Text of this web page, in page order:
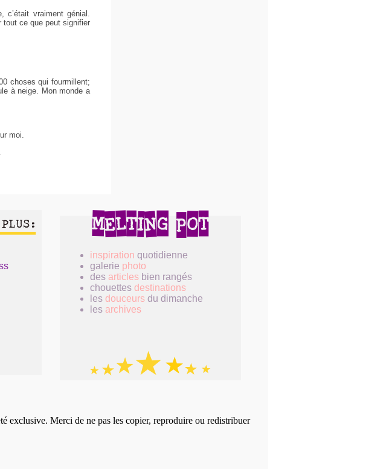
c’était vraiment génial.
tout ce que peut signifier
choses qui fourmillent;
à neige. Mon monde a
moi.
inspiration quotidienne
galerie photo
des articles bien rangés
chouettes destinations
les douceurs du dimanche
les archives
exclusive. Merci de ne pas les copier, reproduire ou redistribuer